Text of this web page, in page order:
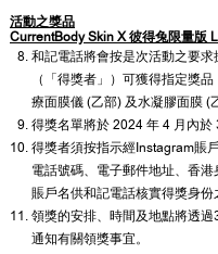
活動之獎品
CurrentBody Skin X 彼得兔限量版
和記電話將會按是次活動之要
（「得獎者」）可獲得指定獎
療面膜儀 (乙部) 及水凝膠面膜 (
得獎名單將於 2024 年 4 月內於
得獎者須按指示經Instagram賬
電話號碼、電子郵件地址、香
賬戶名供和記電話核實得獎身份
領獎的安排、時間及地點將透
通知有關領獎事宜。